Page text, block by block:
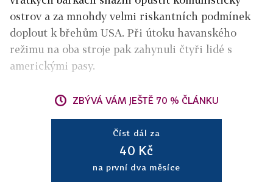
ostrov a za mnohdy velmi riskantních podmínek
doplout k břehům USA. Při útoku havanského
režimu na oba stroje pak zahynuli čtyři lidé s
americkými pasy.
ZBÝVÁ VÁM JEŠTĚ 70 % ČLÁNKU
Číst dál za
40 Kč
na první dva měsíce